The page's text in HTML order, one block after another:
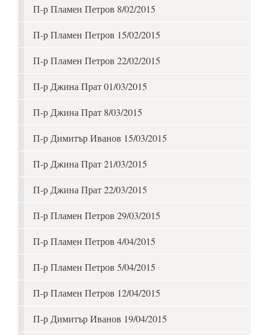
П-р Пламен Петров 8/02/2015
П-р Пламен Петров 15/02/2015
П-р Пламен Петров 22/02/2015
П-р Джина Прат 01/03/2015
П-р Джина Прат 8/03/2015
П-р Димитър Иванов 15/03/2015
П-р Джина Прат 21/03/2015
П-р Джина Прат 22/03/2015
П-р Пламен Петров 29/03/2015
П-р Пламен Петров 4/04/2015
П-р Пламен Петров 5/04/2015
П-р Пламен Петров 12/04/2015
П-р Димитър Иванов 19/04/2015